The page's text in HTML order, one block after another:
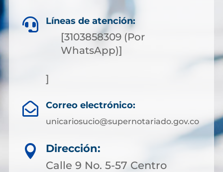
 Líneas de atención:
[3103858309 (Por
WhatsApp)]
]
 Correo electrónico:
unicariosucio@supernotariado.gov.co

Dirección:
Calle 9 No. 5-57 Centro